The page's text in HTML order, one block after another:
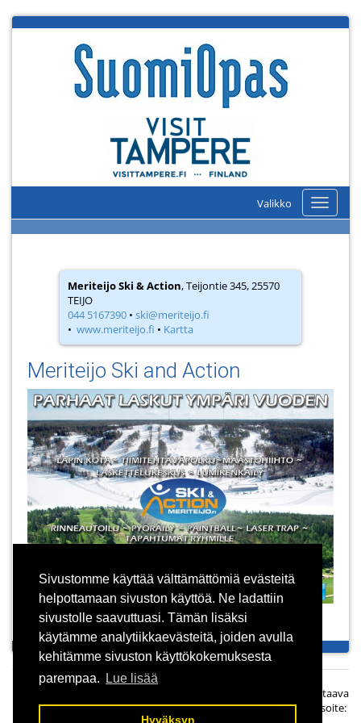
Sivustomme käyttää välttämättömiä evästeitä
helpottamaan sivuston käyttöä. Ne ladattiin
sivustolle saavuttuasi. Tämän lisäksi
käytämme analytiikkaevästeitä, joiden avulla
kehitämme sivuston käyttökokemuksesta
parempaa.
Lue lisää
Hyväksyn
Valikko Valikko
Meriteijo Ski & Action, Teijontie 345, 25570
TEIJO
044 5167390 • ski@meriteijo.fi
• www.meriteijo.fi • Kartta
Meriteijo Ski and Action
© Panorama Finland Oy, Simolankatu 2 A 5, 33270 Tampere. Vastaava
päätoimittaja Taisto Ahjoharju, Puh:0400 550 370| Sähköpostiosoite: